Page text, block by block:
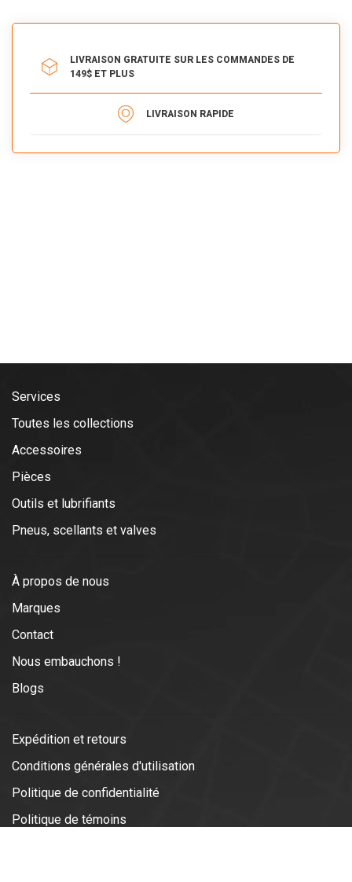
LIVRAISON GRATUITE SUR LES COMMANDES DE
149$ ET PLUS
LIVRAISON RAPIDE
Services
Toutes les collections
Accessoires
Pièces
Outils et lubrifiants
Pneus, scellants et valves
À propos de nous
Marques
Contact
Nous embauchons !
Blogs
Expédition et retours
Conditions générales d'utilisation
Politique de confidentialité
Politique de témoins